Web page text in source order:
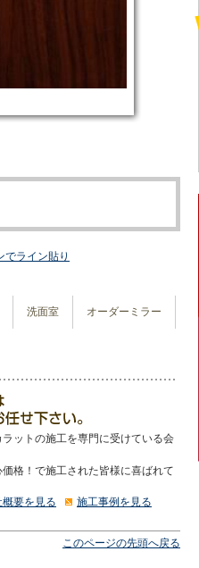
でライン貼り
洗面室 オーダーミラー
ットの施工を専門に受けている会
格！で施工された皆様に喜ばれて
概要を見る
施工事例を見る
このページの先頭へ戻る